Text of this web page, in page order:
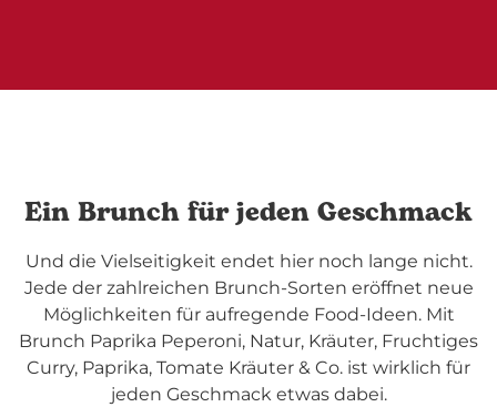
Ein Brunch für jeden Geschmack
Und die Vielseitigkeit endet hier noch lange nicht.
Jede der zahlreichen Brunch-Sorten eröffnet neue
Möglichkeiten für aufregende Food-Ideen. Mit
Brunch Paprika Peperoni, Natur, Kräuter, Fruchtiges
Curry, Paprika, Tomate Kräuter & Co. ist wirklich für
jeden Geschmack etwas dabei.